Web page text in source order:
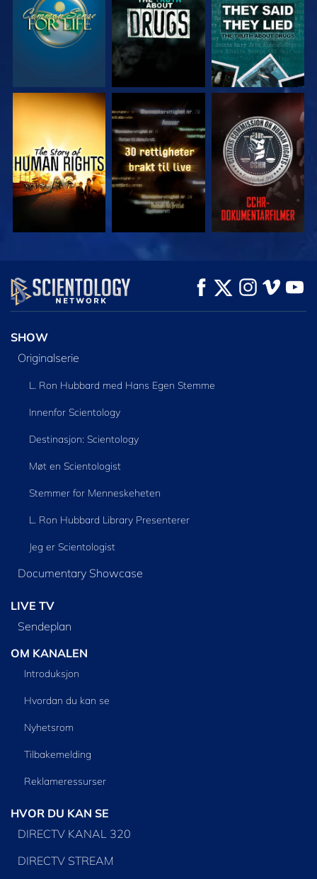
SE SE SE
SE UTFORSK SERIEN
SHOW
Originalserie
L. Ron Hubbard med Hans Egen Stemme
Innenfor Scientology
Destinasjon: Scientology
Møt en Scientologist
Stemmer for Menneskeheten
L. Ron Hubbard Library Presenterer
Jeg er Scientologist
Documentary Showcase
LIVE TV
Sendeplan
OM KANALEN
Introduksjon
Hvordan du kan se
Nyhetsrom
Tilbakemelding
Reklameressurser
HVOR DU KAN SE
DIRECTV KANAL 320
DIRECTV STREAM